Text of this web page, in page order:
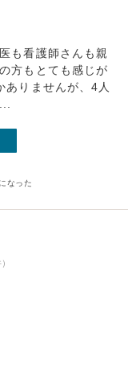
も看護師さんも親
方もとても感じが
ありませんが、4人
なった